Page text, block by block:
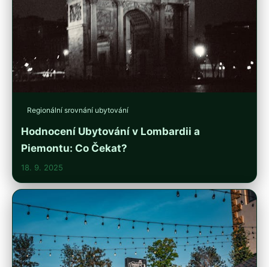
Regionální srovnání ubytování
Hodnocení Ubytování v Lombardii a
Piemontu: Co Čekat?
18. 9. 2025